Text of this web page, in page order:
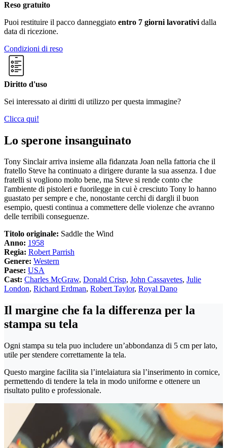
Reso gratuito
Puoi restituire il pacco danneggiato entro 7 giorni lavorativi dalla
data di ricezione.
Condizioni di reso
Diritto d'uso
Sei interessato ai diritti di utilizzo per questa immagine?
Clicca qui!
Lo sperone insanguinato
Tony Sinclair arriva insieme alla fidanzata Joan nella fattoria che il
fratello Steve ha continuato a dirigere durante la sua assenza. I due
fratelli si vogliono molto bene, ma Steve si rende conto che
l'ambiente di pistoleri e fuorilegge in cui è cresciuto Tony lo hanno
guastato per sempre e che, nonostante cerchi di dargli il buon
esempio, questi continua a commettere delle violenze che avranno
delle terribili conseguenze.
Titolo originale: Saddle the Wind
Anno: 1958
Regia: Robert Parrish
Genere: Western
Paese: USA
Cast: Charles McGraw, Donald Crisp, John Cassavetes, Julie
London, Richard Erdman, Robert Taylor, Royal Dano
Il margine che fa la differenza per la
stampa su tela
Ogni stampa su tela puo includere un’abbondanza di 5 cm per lato,
utile per stendere correttamente la tela.
Questo margine facilita sia l’intelaiatura sia l’inserimento in cornice,
permettendo di tendere la tela in modo uniforme e ottenere un
risultato pulito e professionale.